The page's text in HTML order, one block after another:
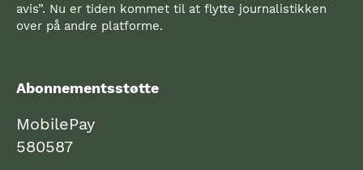
avis”. Nu er tiden kommet til at flytte journalistikken
over på andre platforme.
Abonnementsstøtte
MobilePay
580587